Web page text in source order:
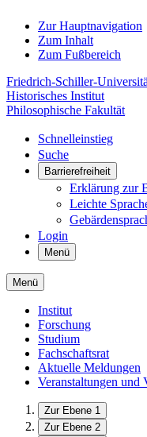
Zur Hauptnavigation
Zum Inhalt
Zum Fußbereich
Friedrich-Schiller-
Historisches Institut
Philosophische Fakultät
Schnelleinstieg
Suche
Barrierefreiheit
Erklärung zur
Leichte
Login
Menü
Menü
Institut
Forschung
Studium
Fachschaftsrat
Aktuelle Meldungen
Veranstaltungen und
Zur Ebene 1
Zur Ebene 2